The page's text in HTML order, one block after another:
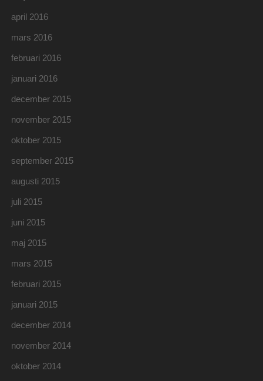
april 2016
mars 2016
februari 2016
januari 2016
december 2015
november 2015
oktober 2015
september 2015
augusti 2015
juli 2015
juni 2015
maj 2015
mars 2015
februari 2015
januari 2015
december 2014
november 2014
oktober 2014